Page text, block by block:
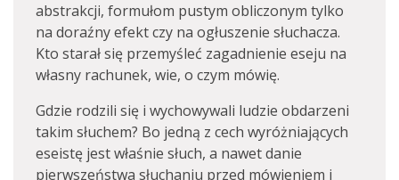
abstrakcji, formułom pustym obliczonym tylko
na doraźny efekt czy na ogłuszenie słuchacza.
Kto starał się przemyśleć zagadnienie eseju na
własny rachunek, wie, o czym mówię.
Gdzie rodzili się i wychowywali ludzie obdarzeni
takim słuchem? Bo jedną z cech wyróżniających
eseistę jest właśnie słuch, a nawet danie
pierwszeństwa słuchaniu przed mówieniem i